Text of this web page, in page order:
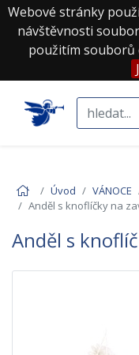
Webové stránky
návštěvnosti
použitím souborů
Úvod VÁNOCE
Anděl s knoflíčky na
Anděl s